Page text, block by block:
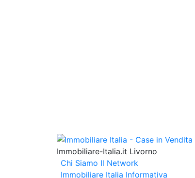
Immobiliare-Italia.it Livorno
Chi Siamo Il Network
Immobiliare Italia Informativa